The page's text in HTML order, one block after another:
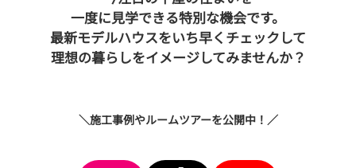
一度に見学できる特別な機会です。
最新モデルハウスをいち早くチェックして
理想の暮らしをイメージしてみませんか？
＼施工事例やルームツアーを公開中！／